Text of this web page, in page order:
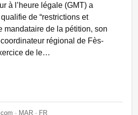
à l’heure légale (GMT) a
de “restrictions et
mandataire de la pétition, son
régional de Fès-
de le…
· MAR · FR